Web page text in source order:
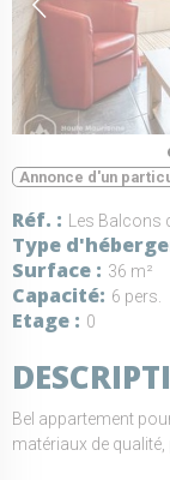
Annonce d'un
Réf. Les Balcons
Type
Surface 36 m²
Capacité 6 pers.
Etage 0
Bel appartement
matériaux de